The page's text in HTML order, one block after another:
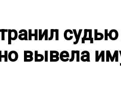
вывела